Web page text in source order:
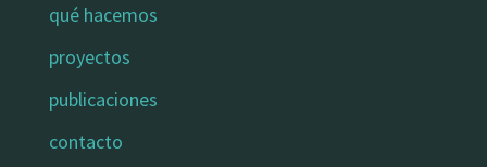
qué hacemos
proyectos
publicaciones
contacto